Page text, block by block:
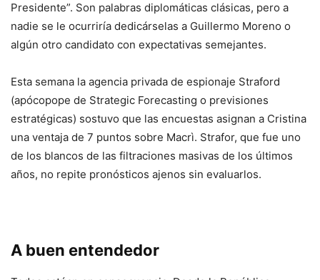
Presidente”. Son palabras diplomáticas clásicas, pero a
nadie se le ocurriría dedicárselas a Guillermo Moreno o
algún otro candidato con expectativas semejantes.
Esta semana la agencia privada de espionaje Straford
(apócopope de Strategic Forecasting o previsiones
estratégicas) sostuvo que las encuestas asignan a Cristina
una ventaja de 7 puntos sobre Macrì. Strafor, que fue uno
de los blancos de las filtraciones masivas de los últimos
años, no repite pronósticos ajenos sin evaluarlos.
A buen entendedor